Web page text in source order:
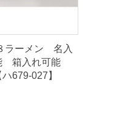
ラーメン 名入
箱入れ可能
679-027】